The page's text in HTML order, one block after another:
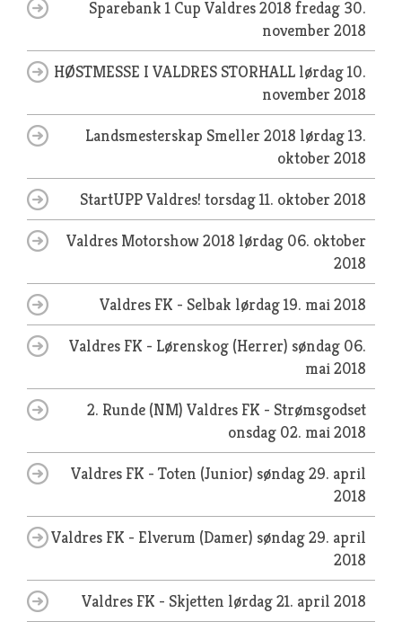
Sparebank 1 Cup Valdres 2018 fredag 30.
november 2018
HØSTMESSE I VALDRES STORHALL lørdag 10.
november 2018
Landsmesterskap Smeller 2018 lørdag 13.
oktober 2018
StartUPP Valdres! torsdag 11. oktober 2018
Valdres Motorshow 2018 lørdag 06. oktober
2018
Valdres FK - Selbak lørdag 19. mai 2018
Valdres FK - Lørenskog (Herrer) søndag 06.
mai 2018
2. Runde (NM) Valdres FK - Strømsgodset
onsdag 02. mai 2018
Valdres FK - Toten (Junior) søndag 29. april
2018
Valdres FK - Elverum (Damer) søndag 29. april
2018
Valdres FK - Skjetten lørdag 21. april 2018